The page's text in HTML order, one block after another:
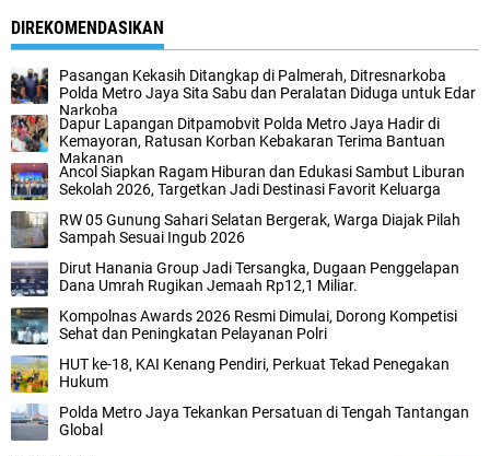
DIREKOMENDASIKAN
‎Pasangan Kekasih Ditangkap di Palmerah, Ditresnarkoba
Polda Metro Jaya Sita Sabu dan Peralatan Diduga untuk Edar
Narkoba‎
Dapur Lapangan Ditpamobvit Polda Metro Jaya Hadir di
Kemayoran, Ratusan Korban Kebakaran Terima Bantuan
Makanan‎
‎Ancol Siapkan Ragam Hiburan dan Edukasi Sambut Liburan
Sekolah 2026, Targetkan Jadi Destinasi Favorit Keluarga‎
‎RW 05 Gunung Sahari Selatan Bergerak, Warga Diajak Pilah
Sampah Sesuai Ingub 2026
Dirut Hanania Group Jadi Tersangka, Dugaan Penggelapan
Dana Umrah Rugikan Jemaah Rp12,1 Miliar.‎
Kompolnas Awards 2026 Resmi Dimulai, Dorong Kompetisi
Sehat dan Peningkatan Pelayanan Polri‎‎
HUT ke-18, KAI Kenang Pendiri, Perkuat Tekad Penegakan
Hukum
Polda Metro Jaya Tekankan Persatuan di Tengah Tantangan
Global‎